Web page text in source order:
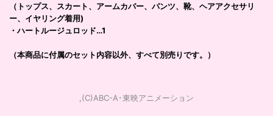
（トップス、スカート、アームカバー、パンツ、靴、ヘアアクセサリ
ー、イヤリング着用)
・ハートルージュロッド…1
（本商品に付属のセット内容以外、すべて別売りです。）
,(C)ABC-A･東映アニメーション